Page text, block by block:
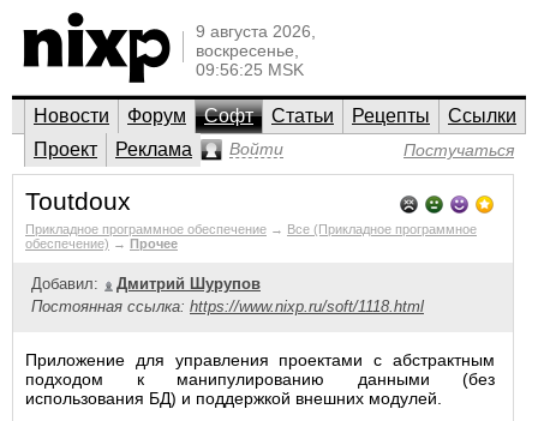
9 августа 2026,
воскресенье,
09:56:25 MSK
Новости Форум Софт Статьи Рецепты
Ссылки
Проект
Реклама Войти Постучаться
Toutdoux
Прикладное программное обеспечение → Все (Прикладное программное
обеспечение) → Прочее
Добавил:
Дмитрий Шурупов
Постоянная ссылка: https://www.nixp.ru/soft/1118.html
Приложение для управления проектами с абстрактным
подходом к манипулированию данными (без
использования БД) и поддержкой внешних модулей.